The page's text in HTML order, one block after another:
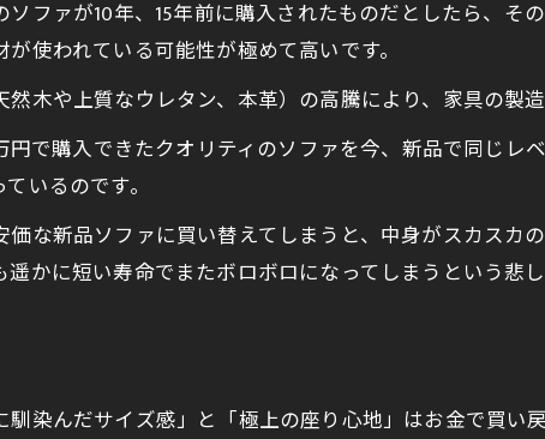
ファが10年、15年前に購入されたものだとしたら、
使われている可能性が極めて高いです。
木や上質なウレタン、本革）の高騰により、家具の製
円で購入できたクオリティのソファを今、新品で同じ
いるのです。
価な新品ソファに買い替えてしまうと、中身がスカス
かに短い寿命でまたボロボロになってしまうという悲し
染んだサイズ感」と「極上の座り心地」はお金で買い